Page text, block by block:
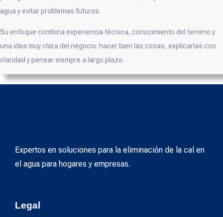
agua y evitar problemas futuros.
Su enfoque combina experiencia técnica, conocimiento del terreno y
una idea muy clara del negocio: hacer bien las cosas, explicarlas con
claridad y pensar siempre a largo plazo.
Expertos en soluciones para la eliminación de la cal en
el agua para hogares y empresas.
Legal